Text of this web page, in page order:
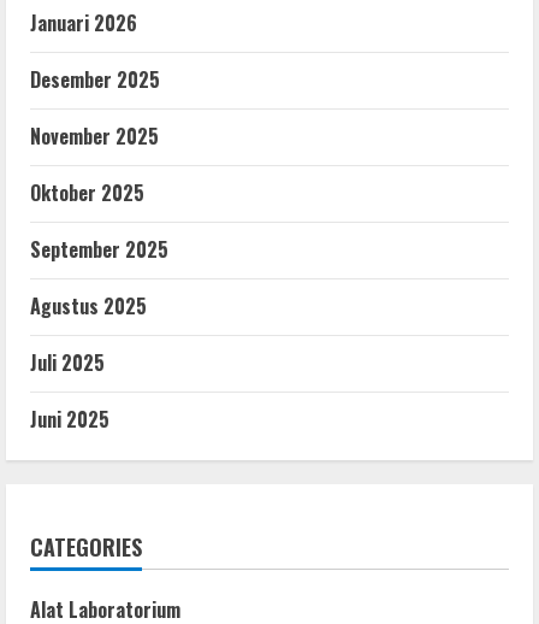
Januari 2026
Desember 2025
November 2025
Oktober 2025
September 2025
Agustus 2025
Juli 2025
Juni 2025
CATEGORIES
Alat Laboratorium